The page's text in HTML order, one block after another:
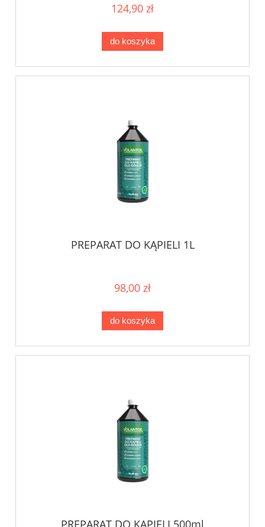
124,90 zł
do koszyka
PREPARAT DO KĄPIELI 1L
98,00 zł
do koszyka
PREPARAT DO KĄPIELI 500ml